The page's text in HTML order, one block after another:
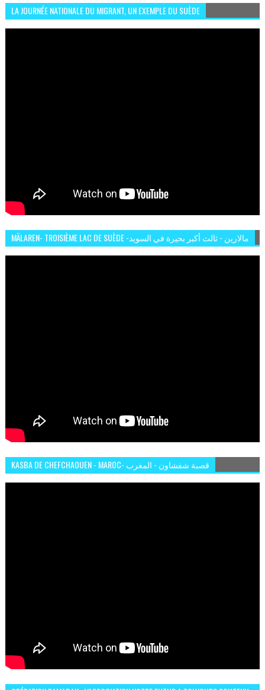
LA JOURNÉE NATIONALE DU MIGRANT, UN EXEMPLE DU SUÈDE
MÄLAREN- TROISIÈME LAC DE SUÈDE -مالارين - ثالث أكبر بحيرة في السويد
KASBA DE CHEFCHAOUEN - MAROC- قصبة شفشاون - المغرب